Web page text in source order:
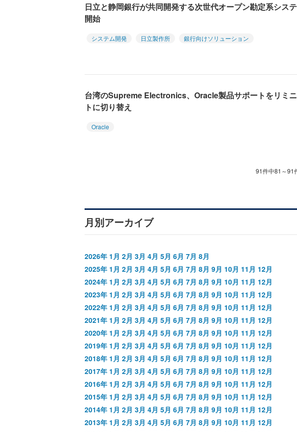
日立と静岡銀行が共同開発する次世代オープン勘定系シス
開始
システム開発 日立製作所
銀行向けソリューション
台湾のSupreme Electronics、Oracle製品サポートをリミ
トに切り替え
Oracle
91件中81～91
月別アーカイブ
2026年 1月 2月 3月 4月 5月 6月 7月 8月
2025年 1月 2月 3月 4月 5月 6月 7月 8月 9月 10月 11月 12月
2024年 1月 2月 3月 4月 5月 6月 7月 8月 9月 10月 11月 12月
2023年 1月 2月 3月 4月 5月 6月 7月 8月 9月 10月 11月 12月
2022年 1月 2月 3月 4月 5月 6月 7月 8月 9月 10月 11月 12月
2021年 1月 2月 3月 4月 5月 6月 7月 8月 9月 10月 11月 12月
2020年 1月 2月 3月 4月 5月 6月 7月 8月 9月 10月 11月 12月
2019年 1月 2月 3月 4月 5月 6月 7月 8月 9月 10月 11月 12月
2018年 1月 2月 3月 4月 5月 6月 7月 8月 9月 10月 11月 12月
2017年 1月 2月 3月 4月 5月 6月 7月 8月 9月 10月 11月 12月
2016年 1月 2月 3月 4月 5月 6月 7月 8月 9月 10月 11月 12月
2015年 1月 2月 3月 4月 5月 6月 7月 8月 9月 10月 11月 12月
2014年 1月 2月 3月 4月 5月 6月 7月 8月 9月 10月 11月 12月
2013年 1月 2月 3月 4月 5月 6月 7月 8月 9月 10月 11月 12月